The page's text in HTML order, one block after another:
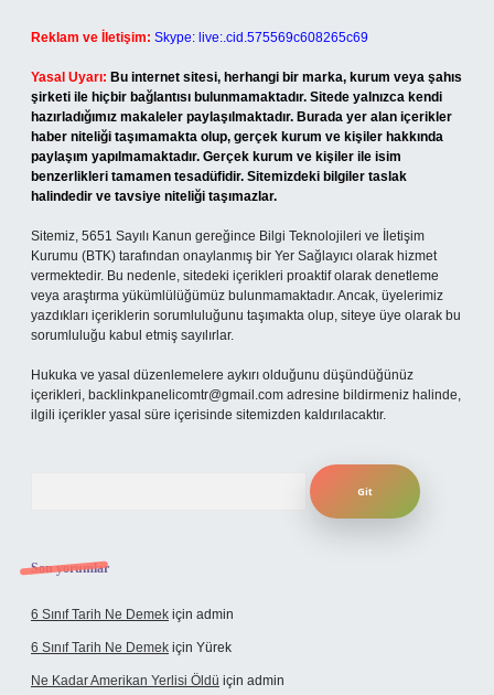
Reklam ve İletişim: Skype: live:.cid.575569c608265c69
Yasal Uyarı: Bu internet sitesi, herhangi bir marka, kurum veya şahıs
şirketi ile hiçbir bağlantısı bulunmamaktadır. Sitede yalnızca kendi
hazırladığımız makaleler paylaşılmaktadır. Burada yer alan içerikler
haber niteliği taşımamakta olup, gerçek kurum ve kişiler hakkında
paylaşım yapılmamaktadır. Gerçek kurum ve kişiler ile isim
benzerlikleri tamamen tesadüfidir. Sitemizdeki bilgiler taslak
halindedir ve tavsiye niteliği taşımazlar.
Sitemiz, 5651 Sayılı Kanun gereğince Bilgi Teknolojileri ve İletişim
Kurumu (BTK) tarafından onaylanmış bir Yer Sağlayıcı olarak hizmet
vermektedir. Bu nedenle, sitedeki içerikleri proaktif olarak denetleme
veya araştırma yükümlülüğümüz bulunmamaktadır. Ancak, üyelerimiz
yazdıkları içeriklerin sorumluluğunu taşımakta olup, siteye üye olarak bu
sorumluluğu kabul etmiş sayılırlar.
Hukuka ve yasal düzenlemelere aykırı olduğunu düşündüğünüz
içerikleri, backlinkpanelicomtr@gmail.com adresine bildirmeniz halinde,
ilgili içerikler yasal süre içerisinde sitemizden kaldırılacaktır.
Son yorumlar
6 Sınıf Tarih Ne Demek için admin
6 Sınıf Tarih Ne Demek için Yürek
Ne Kadar Amerikan Yerlisi Öldü için admin